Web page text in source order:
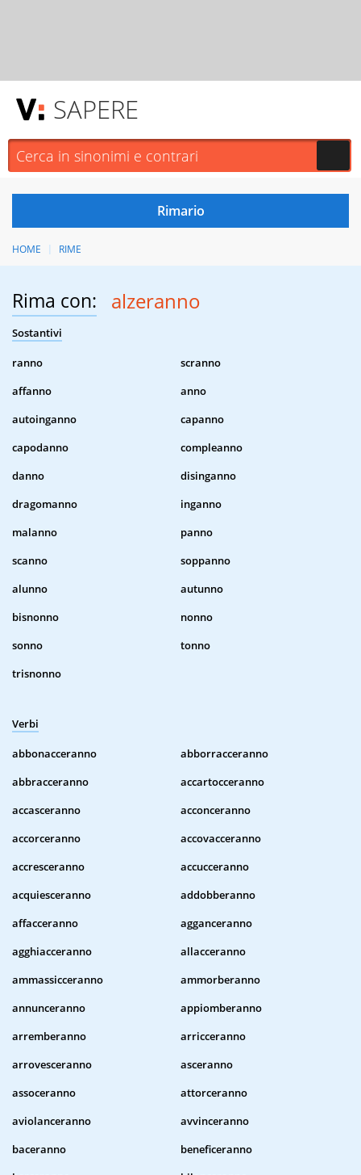
SAPERE
HOME RIME
Rima con: alzeranno
Sostantivi
ranno
scranno
affanno
anno
autoinganno
capanno
capodanno
compleanno
danno
disinganno
dragomanno
inganno
malanno
panno
scanno
soppanno
alunno
autunno
bisnonno
nonno
sonno
tonno
trisnonno
Verbi
abbonacceranno
abborracceranno
abbracceranno
accartocceranno
accasceranno
acconceranno
accorceranno
accovacceranno
accresceranno
accucceranno
acquiesceranno
addobberanno
affacceranno
agganceranno
agghiacceranno
allacceranno
ammassicceranno
ammorberanno
annunceranno
appiomberanno
arremberanno
arricceranno
arrovesceranno
asceranno
assoceranno
attorceranno
aviolanceranno
avvinceranno
baceranno
beneficeranno